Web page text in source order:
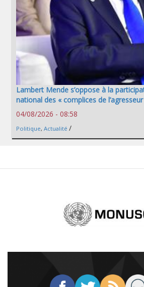
Lambert Mende s’oppose à la
national des « complices de
04/08/2026 - 08:58
Politique, Actualité /